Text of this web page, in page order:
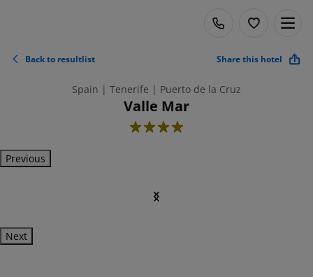
Back to resultlist Share this hotel
Spain | Tenerife | Puerto de la Cruz
Valle Mar
4
Previous
Next